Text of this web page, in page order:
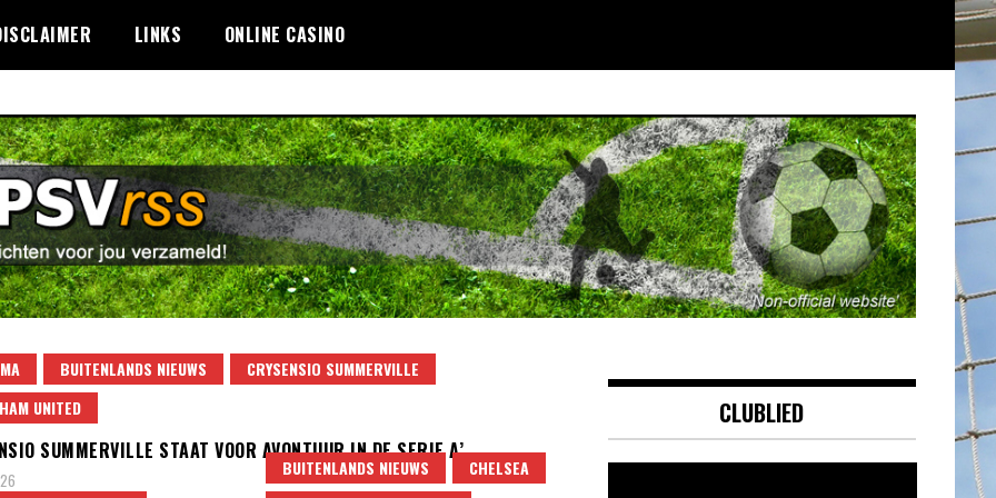
LINKS ONLINE CASINO
BUITENLANDS NIEUWS
CRYSENSIO SUMMERVILLE
UNITED
SUMMERVILLE STAAT VOOR AVONTUUR IN DE SERIE A’
BUITENLANDS NIEUWS
CHELSEA
CLUBLIED